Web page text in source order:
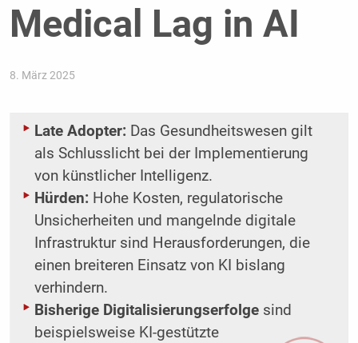
Medical Lag in AI
8. März 2025
Late Adopter: Das Gesundheitswesen gilt
als Schlusslicht bei der Implementierung
von künstlicher Intelligenz.
Hürden: Hohe Kosten, regulatorische
Unsicherheiten und mangelnde digitale
Infrastruktur sind Herausforderungen, die
einen breiteren Einsatz von KI bislang
verhindern.
Bisherige Digitalisierungserfolge sind
beispielsweise KI-gestützte